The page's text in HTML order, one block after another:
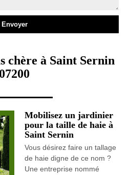
chère à Saint Sernin
07200
Mobilisez un jardinier
pour la taille de haie à
Saint Sernin
Vous désirez faire un tallage
de haie digne de ce nom ?
Une entreprise nommé